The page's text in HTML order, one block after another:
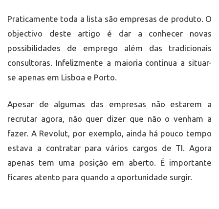
Praticamente toda a lista são empresas de produto. O
objectivo deste artigo é dar a conhecer novas
possibilidades de emprego além das tradicionais
consultoras. Infelizmente a maioria continua a situar-
se apenas em Lisboa e Porto.
Apesar de algumas das empresas não estarem a
recrutar agora, não quer dizer que não o venham a
fazer. A Revolut, por exemplo, ainda há pouco tempo
estava a contratar para vários cargos de TI. Agora
apenas tem uma posição em aberto. É importante
ficares atento para quando a oportunidade surgir.